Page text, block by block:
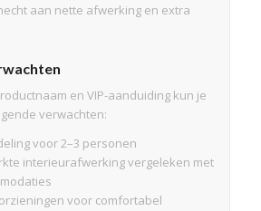
aan nette afwerking en extra
en VIP-aanduiding kun je
verwachten:
voor 2–3 personen
interieurafwerking vergeleken met
voor comfortabel